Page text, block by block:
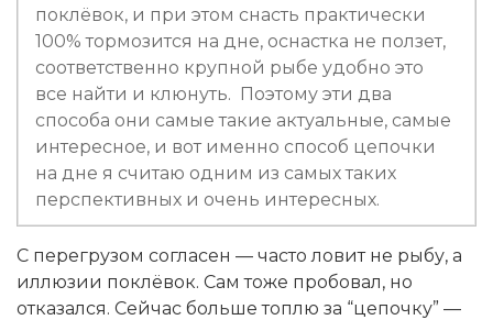
поклёвок, и при этом снасть практически
100% тормозится на дне, оснастка не ползет,
соответственно крупной рыбе удобно это
все найти и клюнуть. Поэтому эти два
способа они самые такие актуальные, самые
интересное, и вот именно способ цепочки
на дне я считаю одним из самых таких
перспективных и очень интересных.
С перегрузом согласен — часто ловит не рыбу, а
иллюзии поклёвок. Сам тоже пробовал, но
отказался. Сейчас больше топлю за “цепочку” —